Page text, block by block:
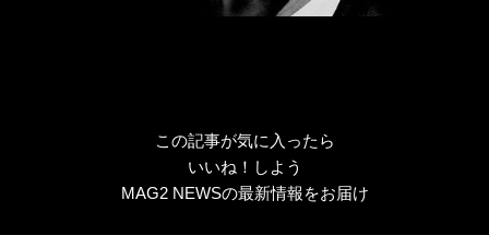
この記事が気に入ったら
いいね！しよう
MAG2 NEWSの最新情報をお届け